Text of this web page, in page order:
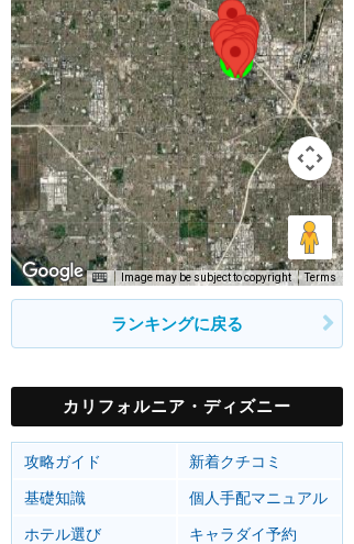
Image may be subject to copyright Terms
ランキングに戻る
カリフォルニア・ディズニー
攻略ガイド
新着クチコミ
基礎知識
個人手配マニュアル
ホテル選び
キャラダイ予約